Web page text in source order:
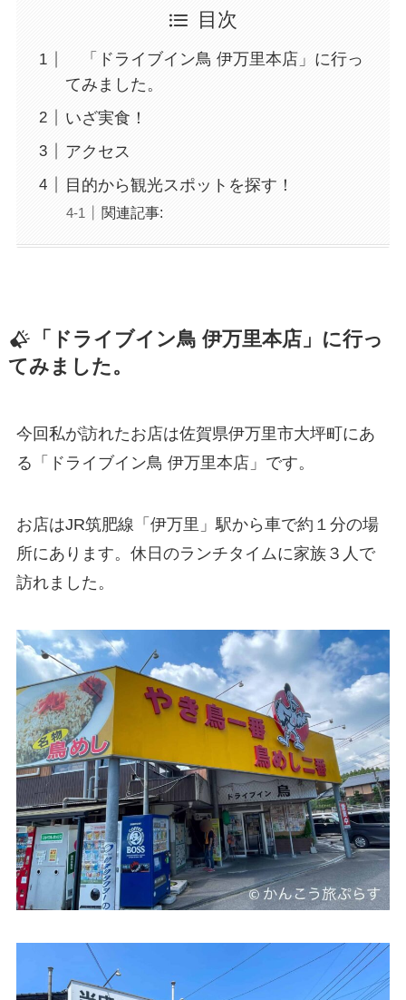
目次
「ドライブイン鳥 伊万里本店」に行っ
てみました。
いざ実食！
アクセス
目的から観光スポットを探す！
関連記事:
「ドライブイン鳥 伊万里本店」に行っ
てみました。
今回私が訪れたお店は佐賀県伊万里市大坪町にあ
る「ドライブイン鳥 伊万里本店」です。
お店はJR筑肥線「伊万里」駅から車で約１分の場
所にあります。休日のランチタイムに家族３人で
訪れました。